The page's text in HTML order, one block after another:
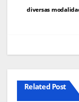
diversas
Related Post